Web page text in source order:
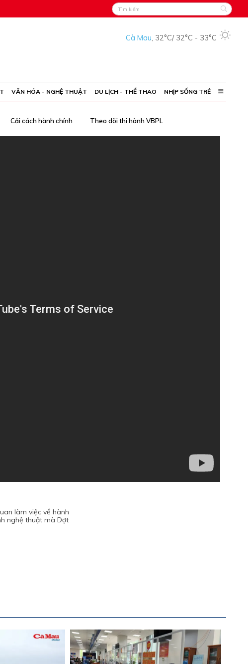
Cà Mau, 32°C/ 32°C - 33°C
VĂN HÓA - NGHỆ THUẬT DU LỊCH - THỂ THAO NHỊP SỐNG TRẺ
Cải cách hành chính Theo dõi thi hành VBPL
làm việc về hành
nghệ thuật mà Dợt